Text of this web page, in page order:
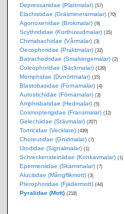
Depressariidae (Plattmalar) (57)
Elachistidae (Gräsminerarmalar) (70)
Agonoxenidae (Brokmalar) (9)
Scythrididae (Korthuvudmalar) (15)
Chimabachidae (Vårmalar) (3)
Oecophoridae (Praktmalar) (32)
Batrachedridae (Smalvingemalar) (2)
Coleophoridae (Säckmalar) (139)
Momphidae (Dunörtmalar) (15)
Blastobasidae (Förnamalar) (4)
Autostichidae (Förnamalar) (3)
Amphisbatidae (Hedmalar) (5)
Cosmopterigidae (Fransmalar) (12)
Gelechiidae (Stävmalar) (207)
Tortricidae (Vecklare) (439)
Choreutidae (Gnidmalar) (7)
Urodidae (Signalmalar) (1)
Schreckensteiniidae (Konkavmalar) (1)
Epermeniidae (Skärmmalar) (7)
Alucitidae (Mångflikmott) (3)
Pterophoridae (Fjädermott) (44)
Pyralidae (Mott) (218)